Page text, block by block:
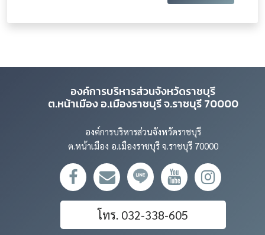
องค์การบริหารส่วนจังหวัดราชบุรี
ต.หน้าเมือง อ.เมืองราชบุรี จ.ราชบุรี 70000
องค์การบริหารส่วนจังหวัดราชบุรี
ต.หน้าเมือง อ.เมืองราชบุรี จ.ราชบุรี 70000
โทร. 032-338-605